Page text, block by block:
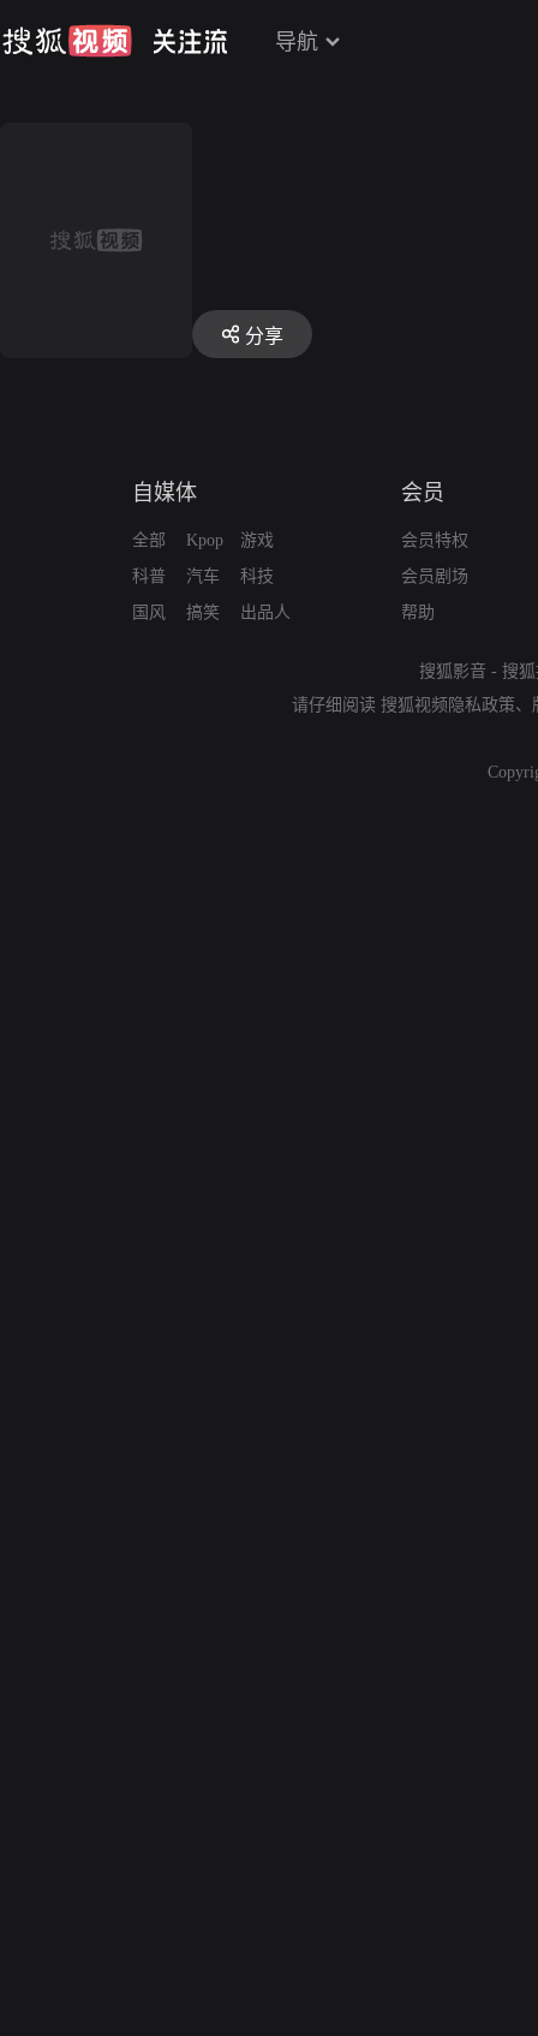
导航
分享
自媒体
全部
科普
国风
Kpop
汽车
搞笑
游戏
科技
出品人
会员
会员特权
会员剧场
帮助
搜狐影音 - 搜
请仔细阅读 搜狐视频隐私政策、